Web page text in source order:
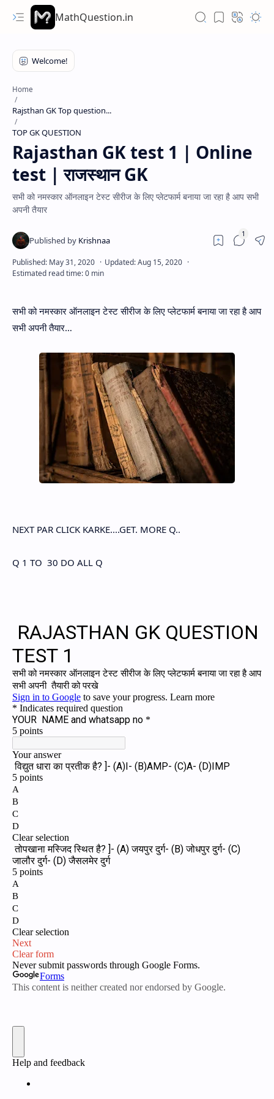
MathQuestion.in
Hidden Menu
Home
Rajsthan GK Top question...
TOP GK QUESTION
Rajasthan GK test 1 | Online
test | राजस्थान GK
सभी को नमस्कार ऑनलाइन टेस्ट सीरीज के लिए प्लेटफार्म बनाया जा रहा है आप सभी
अपनी तैयार
सभी को नमस्कार ऑनलाइन टेस्ट सीरीज के लिए प्लेटफार्म बनाया जा रहा है आप
सभी अपनी तैयार…
NEXT PAR CLICK KARKE....GET. MORE Q..
Q 1 TO 30 DO ALL Q